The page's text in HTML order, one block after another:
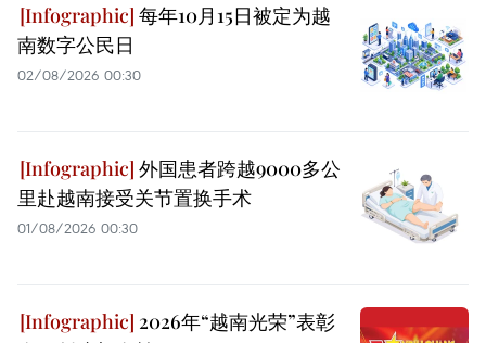
每年10月15日被定为越
南数字公民日
02/08/2026 00:30
外国患者跨越9000多公
里赴越南接受关节置换手术
01/08/2026 00:30
2026年“越南光荣”表彰